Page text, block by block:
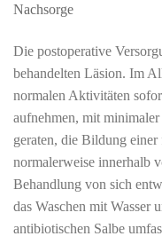
Nachsorge
Die postoperative
behandelten Läsion. Im
normalen Aktivitäten
aufnehmen, mit
geraten, die Bildung
normalerweise innerhalb
Behandlung von sich
das Waschen mit Wasser
antibiotischen Salbe